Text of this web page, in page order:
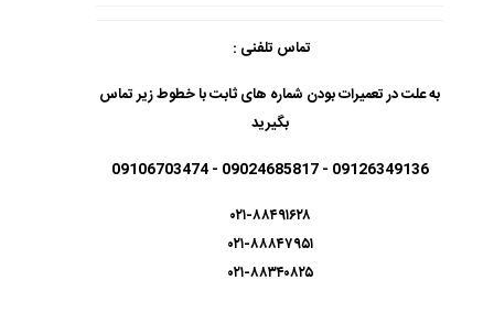
تماس تلفنی :
به علت در تعمیرات بودن شماره های ثابت با خطوط زیر تماس
بگیرید
09126349136 - 09024685817 - 09106703474
۰۲۱-۸۸۴۹۱۶۲۸
۰۲۱-۸۸۸۴۷۹۵۱
۰۲۱-۸۸۳۴۰۸۲۵